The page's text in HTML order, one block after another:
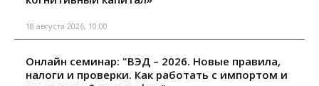
18 августа 2026, 10:00
Онлайн семинар: "ВЭД – 2026. Новые правила,
налоги и проверки. Как работать с импортом и